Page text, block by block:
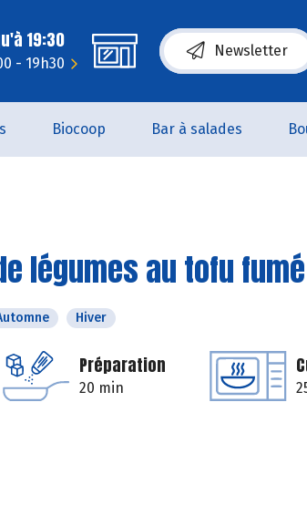
19:30
- 19h30
Newsletter
(s’ouvre dans une
Biocoop Bar à salades
légumes au tofu fumé
Hiver
Préparation
20 min